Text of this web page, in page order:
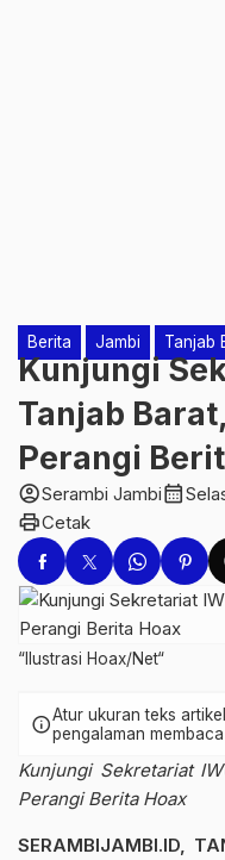
Berita Jambi Tanjab
Kunjungi
Tanjab
Perangi
account_circleSerambi Jambicalendar_month
printCetak
“Ilustrasi Hoax/Net“
infoAtur ukuran teks
pengalaman
Kunjungi Sekretariat
Perangi Berita Hoax
SERAMBIJAMBI.ID,